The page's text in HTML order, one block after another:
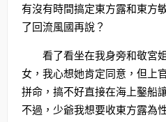
有沒有時間搞定東方露和東
了回流風國再說？
看了看坐在我身旁和敬宮
女，我心想她肯定同意，但上
拼命，搞不好直接在海上鑿船
不過，少爺我想要收東方露為